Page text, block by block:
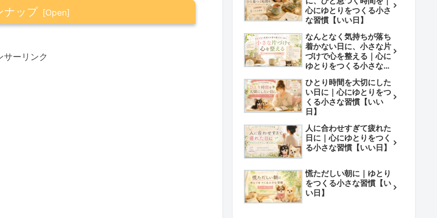
ナップ
の引き分け！
サーリンク
心にゆとりをつくる小さ
な習慣【いい日】
なんとなく気持ちが落ち
着かない日に、小さな片
づけで心を整える｜心に
ゆとりをつくる小さな習
ひとり時間を大切にした
い日に｜心にゆとりをつ
くる小さな習慣【いい
日】
人に合わせすぎて疲れた
日に｜心にゆとりをつく
る小さな習慣【いい日】
慌ただしい朝に｜ゆとり
をつくる小さな習慣【い
い日】